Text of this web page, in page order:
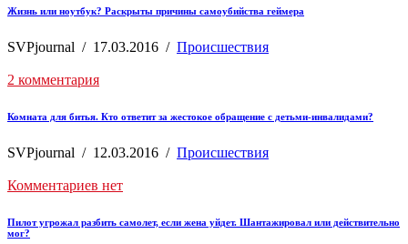
Жизнь или ноутбук? Раскрыты причины самоубийства геймера
SVPjournal / 17.03.2016 / Происшествия
2 комментария
Комната для битья. Кто ответит за жестокое обращение с детьми-инвалидами?
SVPjournal / 12.03.2016 / Происшествия
Комментариев нет
Пилот угрожал разбить самолет, если жена уйдет. Шантажировал или действительно
мог?